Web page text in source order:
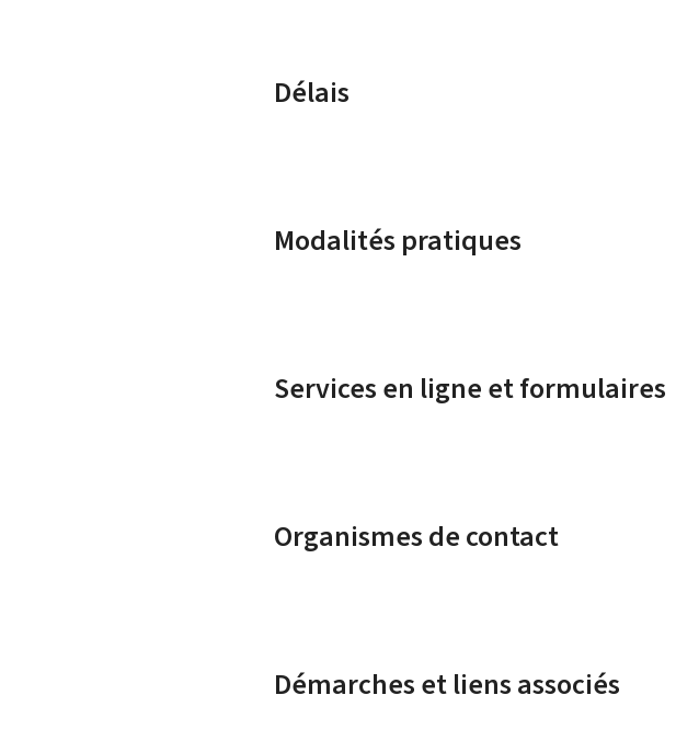
Délais
Modalités pratiques
Services en ligne et formulaires
Organismes de contact
Démarches et liens associés